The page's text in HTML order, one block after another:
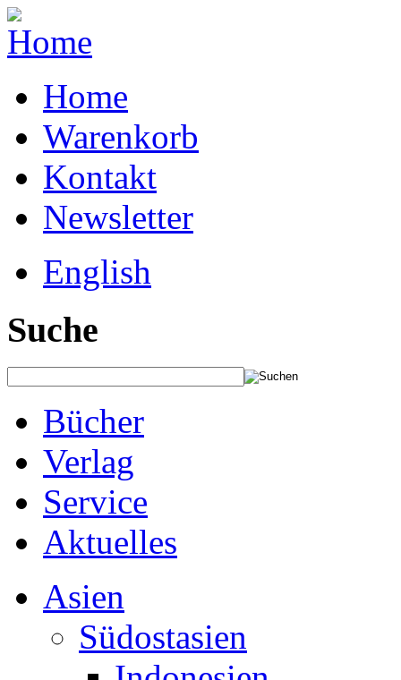
Home
Warenkorb
Kontakt
Newsletter
English
Suche
Bücher
Verlag
Service
Aktuelles
Asien
Südostasien